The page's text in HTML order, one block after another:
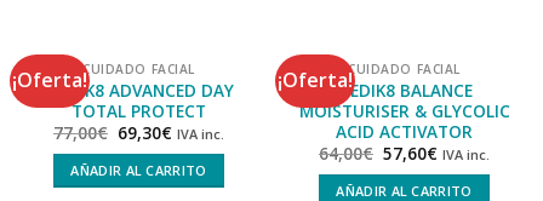
¡Oferta!CUIDADO FACIAL
MEDIK8 ADVANCED DAY
TOTAL PROTECT
77,00€ 69,30€ IVA inc.
AÑADIR AL CARRITO
¡Oferta!CUIDADO FACIAL
MEDIK8 BALANCE
MOISTURISER & GLYCOLIC
ACID ACTIVATOR
64,00€ 57,60€ IVA inc.
AÑADIR AL CARRITO